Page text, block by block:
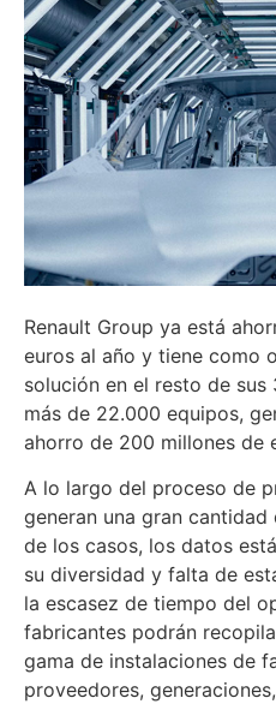
Renault Group ya está
euros al año y tiene como
solución en el resto de
más de 22.000 equipos,
ahorro de 200 millones de
A lo largo del proceso de
generan una gran
de los casos, los datos
su diversidad y falta de
la escasez de tiempo del
fabricantes podrán
gama de instalaciones de
proveedores,